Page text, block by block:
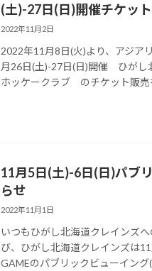
(土)-27日(日)開催チケッ
2022年11月2日
2022年11月8日(火)より、アジ
月26日(土)-27日(日)開催 ひがし
ホッケークラブ のチケット販売
11月5日(土)-6日(日)パブ
らせ
2022年11月1日
いつもひがし北海道クレインズ
び、ひがし北海道クレインズは
GAMEのパブリックビューイン